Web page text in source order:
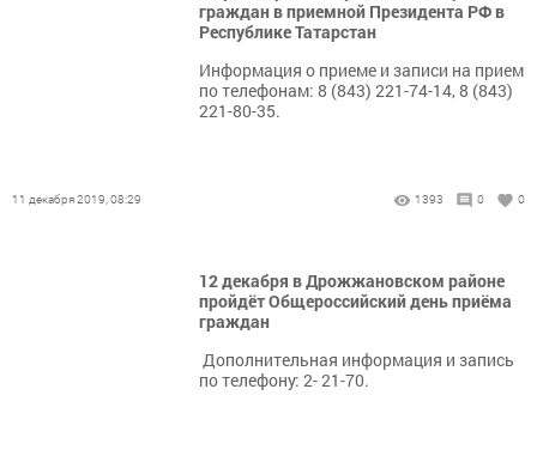
граждан в приемной Президента РФ в
Республике Татарстан
Информация о приеме и записи на прием
по телефонам: 8 (843) 221-74-14, 8 (843)
221-80-35.
11 декабря 2019, 08:29 1393 0 0
12 декабря в Дрожжановском районе
пройдёт Общероссийский день приёма
граждан
Дополнительная информация и запись
по телефону: 2- 21-70.